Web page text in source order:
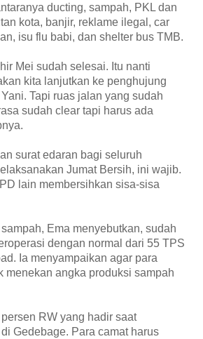
ducting, sampah, PKL dan
kota, banjir, reklame ilegal, car
isu flu babi, dan shelter bus TMB.
Mei sudah selesai. Itu nanti
kita lanjutkan ke penghujung
Tapi ruas jalan yang sudah
sudah clear tapi harus ada
surat edaran bagi seluruh
Jumat Bersih, ini wajib.
lain membersihkan sisa-sisa
Ema menyebutkan, sudah
dengan normal dari 55 TPS
Ia menyampaikan agar para
menekan angka produksi sampah
RW yang hadir saat
Gedebage. Para camat harus